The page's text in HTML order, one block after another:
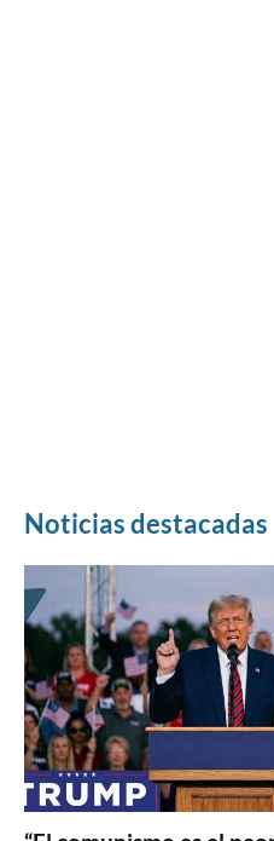
Noticias destacadas